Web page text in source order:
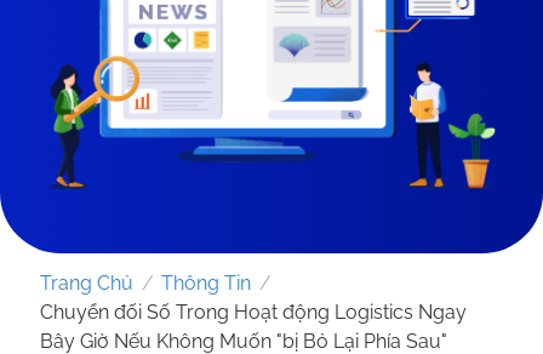
Trang Chủ / Thông Tin /
Chuyển đối Số Trong Hoạt động Logistics Ngay
Bây Giờ Nếu Không Muốn "bị Bỏ Lại Phía Sau"